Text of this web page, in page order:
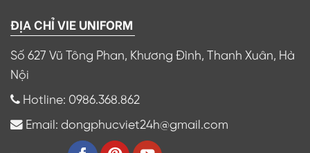
ĐỊA CHỈ VIE UNIFORM
Số 627 Vũ Tông Phan, Khương Đình, Thanh Xuân, Hà
Nội
Hotline: 0986.368.862
Email: dongphucviet24h@gmail.com